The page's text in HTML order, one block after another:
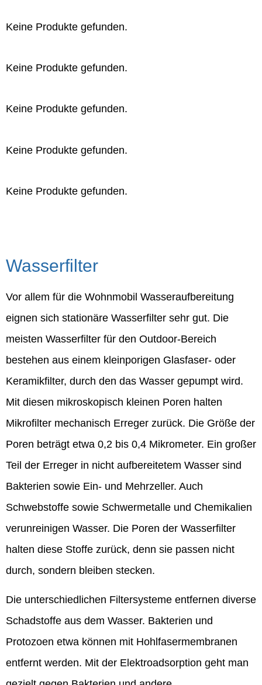
Keine Produkte gefunden.
Keine Produkte gefunden.
Keine Produkte gefunden.
Keine Produkte gefunden.
Keine Produkte gefunden.
Wasserfilter
Vor allem für die Wohnmobil Wasseraufbereitung
eignen sich stationäre Wasserfilter sehr gut. Die
meisten Wasserfilter für den Outdoor-Bereich
bestehen aus einem kleinporigen Glasfaser- oder
Keramikfilter, durch den das Wasser gepumpt wird.
Mit diesen mikroskopisch kleinen Poren halten
Mikrofilter mechanisch Erreger zurück. Die Größe der
Poren beträgt etwa 0,2 bis 0,4 Mikrometer. Ein großer
Teil der Erreger in nicht aufbereitetem Wasser sind
Bakterien sowie Ein- und Mehrzeller. Auch
Schwebstoffe sowie Schwermetalle und Chemikalien
verunreinigen Wasser. Die Poren der Wasserfilter
halten diese Stoffe zurück, denn sie passen nicht
durch, sondern bleiben stecken.
Die unterschiedlichen Filtersysteme entfernen diverse
Schadstoffe aus dem Wasser. Bakterien und
Protozoen etwa können mit Hohlfasermembranen
entfernt werden. Mit der Elektroadsorption geht man